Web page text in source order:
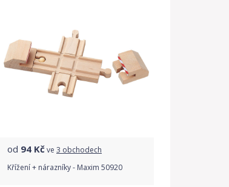
od 94 Kčve 3 obchodech
Křížení + nárazníky - Maxim 50920